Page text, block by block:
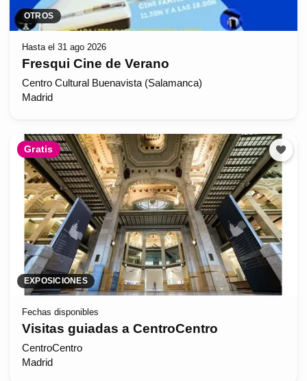
OTROS
Hasta el 31 ago 2026
Fresqui Cine de Verano
Centro Cultural Buenavista (Salamanca)
Madrid
Gratis
EXPOSICIONES
Fechas disponibles
Visitas guiadas a CentroCentro
CentroCentro
Madrid